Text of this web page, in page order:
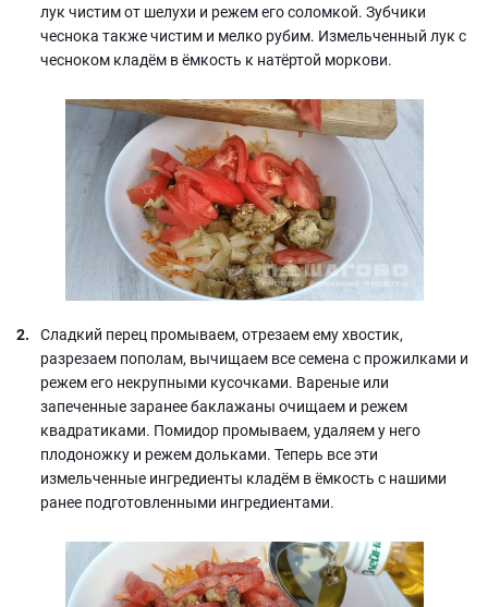
лук чистим от шелухи и режем его соломкой. Зубчики
чеснока также чистим и мелко рубим. Измельченный лук с
чесноком кладём в ёмкость к натёртой моркови.
Сладкий перец промываем, отрезаем ему хвостик,
разрезаем пополам, вычищаем все семена с прожилками и
режем его некрупными кусочками. Вареные или
запеченные заранее баклажаны очищаем и режем
квадратиками. Помидор промываем, удаляем у него
плодоножку и режем дольками. Теперь все эти
измельченные ингредиенты кладём в ёмкость с нашими
ранее подготовленными ингредиентами.